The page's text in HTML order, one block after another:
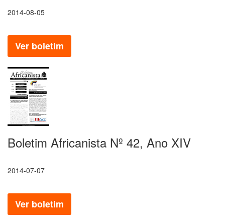
2014-08-05
Ver boletim
Boletim Africanista Nº 42, Ano XIV
2014-07-07
Ver boletim